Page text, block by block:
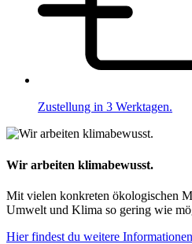
Zustellung in 3 Werktagen.
Wir arbeiten klimabewusst.
Mit vielen konkreten ökologischen
Umwelt und Klima so gering wie
Hier findest du weitere